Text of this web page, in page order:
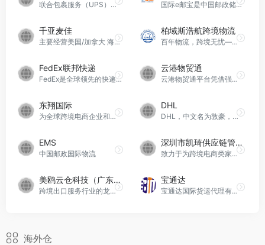
联合包裹服务（UPS）是一家美国跨国运输、物流和供应链管理公司，成立于1907年。最初以美国信使公司为名，专门从事电报业务。UPS已成长为一家财富500强企业，也是全球最大的快递公司之一。如今，UPS主要以陆地运输服务为主，同时运营UPS Store零售连锁店，为UPS的货物运输提供支持，并为小型企业提供工具。 国际e邮宝是中国邮政储蓄银行电子商务快递公司与支付宝合作打造的一项国内经济型速递服务。该服务专为中国个人电子商务设计，采用全程陆运模式，致力于提供经济实惠的快递方案。相比普通EMS，e邮宝价格下降幅度大约为EMS的一半，但在服务质量和中转环境上与EMS几乎没有区别。其发货地覆盖了九大省市，并且送达区域覆盖全国范围。
千亚麦佳
主要经营美国/加拿大 海运|空运|海外仓|一件代发，为Wayfair合作服务商。
柏域斯浩航跨境物流
百年物流，跨境无忧——您身边的跨境物流专家！
FedEx联邦快递
FedEx是全球领先的快递和物流服务提供商，致力于连接全球，为客户提供可靠、高效的运输解决方案。作为一家拥有广泛国际网络的企业，FedEx不仅提供快速的国际快递服务，还提供全面的物流解决方案，涵盖了货运、供应链管理、电商支持等多个领域。其卓越的服务和专业的团队使其成为众多企业和个人选择的首选物流合作伙伴。
云港物贸通
云港物贸通平台凭借强大的IT技术能力和专业服务团队，为出海企业提供全面的跨境电商物流、干线运力订舱、进出口关务、海外仓分拨配送、供应链金融、货运保险、电商培训、阳光结汇、财税合规等外贸（跨境电商）一站式综合服务。作为四川丝路易购科技有限公司的创新平台，云港物贸通是四川省港航投资集团旗下混合所有制企业，由四川陆海云港发展集团控股。
东翔国际
为全球跨境电商企业和品牌制造商提供涵盖全程的物流服务
DHL
DHL，中文名为敦豪，是全球著名的邮递和物流集团Deutsche Post DHL旗下公司，主要包括以下几个业务部门：DHL Express、DHL Global Forwarding、DHL Supply Chain和DHL eCommerce Solution。
EMS
中国邮政国际物流
深圳市凯琦供应链管理有限公司
致力于为跨境电商类家提供北美FBA海运、欧洲FBA运输、整柜拼箱、海外仓服务。
美鸥云仓科技（广东）有限公司
跨境出口服务行业的龙头企业
宝通达
宝通达国际货运代理有限公司成立于2006年，是一家专门经营fba头程空运、fba头程海运、 国际快递、国际专线、国际eub、国际小包、海外仓、退换标、一件代发等大型综合跨境物流服务的公司
海外仓